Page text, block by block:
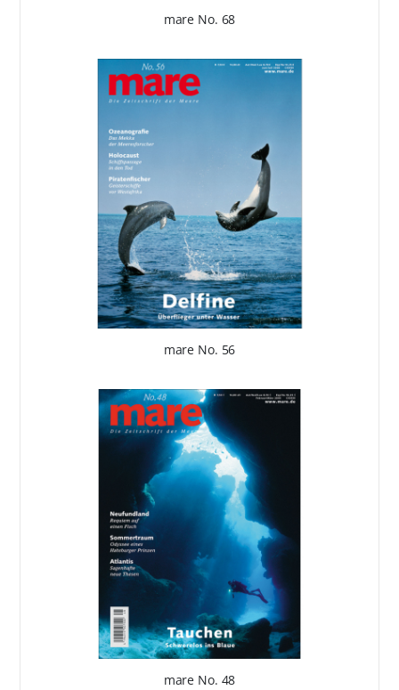
mare No. 68
mare No. 56
mare No. 48